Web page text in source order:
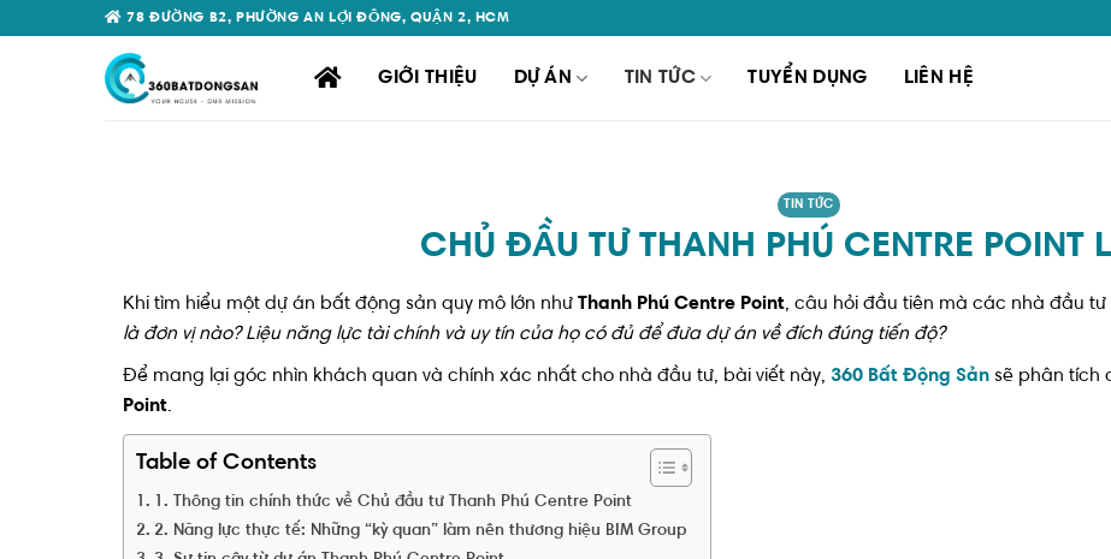
78 ĐƯỜNG B2, PHƯỜNG AN LỢI ĐÔNG, QUẬN 2, HCM
GIỚI THIỆU DỰ ÁN TIN TỨC TUYỂN DỤNG LIÊN HỆ
TIN TỨC
CHỦ ĐẦU TƯ THANH PHÚ CENTRE POINT
Khi tìm hiểu một dự án bất động sản quy mô lớn như Thanh Phú Centre Point, câu hỏi đầu tiên mà các nhà đầu tư
là đơn vị nào? Liệu năng lực tài chính và uy tín của họ có đủ để đưa dự án về đích đúng tiến độ?
Để mang lại góc nhìn khách quan và chính xác nhất cho nhà đầu tư, bài viết này, 360 Bất Động Sản sẽ phân tích
Point.
Table of Contents
1. Thông tin chính thức về Chủ đầu tư Thanh Phú Centre Point
2. Năng lực thực tế: Những “kỳ quan” làm nên thương hiệu BIM Group